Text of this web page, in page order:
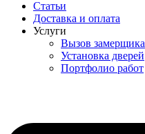
Статьи
Доставка и оплата
Услуги
Вызов замерщика
Установка дверей
Портфолио работ